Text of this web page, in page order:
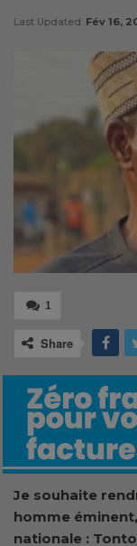
Last Updated Fév 16,
1
Share
Je souhaite
homme
nationale :